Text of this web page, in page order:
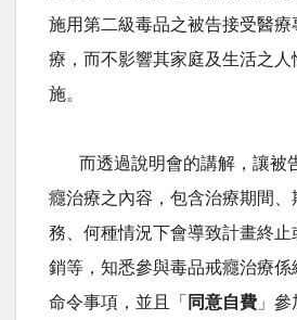
施用第二級毒品之被告接受醫療
療，而不影響其家庭及生活之
施。
而透過說明會的講解，讓被
癮治療之內容，包含治療期間
務、何種情況下會導致計畫終
銷等，知悉參與毒品戒癮治療係
命令事項，並且「 同意自費 」